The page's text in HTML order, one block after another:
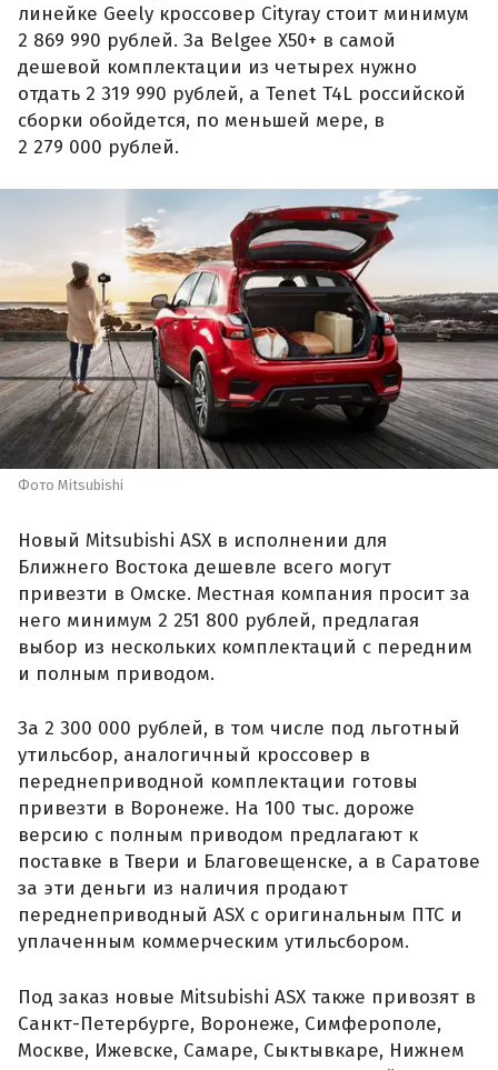
линейке Geely кроссовер Cityray стоит минимум
2 869 990 рублей. За Belgee X50+ в самой
дешевой комплектации из четырех нужно
отдать 2 319 990 рублей, а Tenet T4L российской
сборки обойдется, по меньшей мере, в
2 279 000 рублей.
Фото Mitsubishi
Новый Mitsubishi ASX в исполнении для
Ближнего Востока дешевле всего могут
привезти в Омске. Местная компания просит за
него минимум 2 251 800 рублей, предлагая
выбор из нескольких комплектаций с передним
и полным приводом.
За 2 300 000 рублей, в том числе под льготный
утильсбор, аналогичный кроссовер в
переднеприводной комплектации готовы
привезти в Воронеже. На 100 тыс. дороже
версию с полным приводом предлагают к
поставке в Твери и Благовещенске, а в Саратове
за эти деньги из наличия продают
переднеприводный ASX с оригинальным ПТС и
уплаченным коммерческим утильсбором.
Под заказ новые Mitsubishi ASX также привозят в
Санкт-Петербурге, Воронеже, Симферополе,
Москве, Ижевске, Самаре, Сыктывкаре, Нижнем